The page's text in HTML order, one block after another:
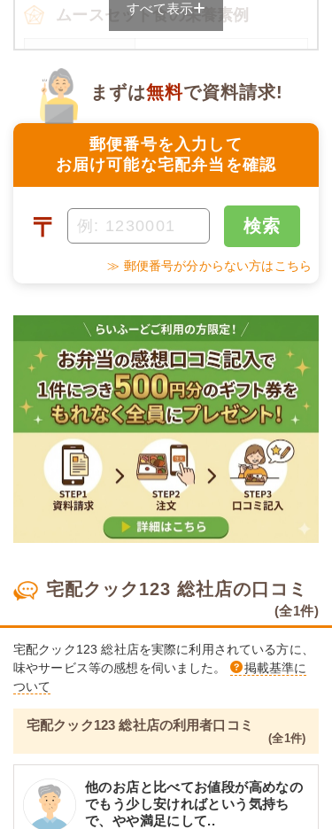
牛肉のオイスター炒め
コロッケ
菜の花の辛子和え
豆ひじき
マンゴーシロップ漬け
エネルギー：393kcal、たんぱく質：15.3g、脂
※メニューの補足
ご飯セットの栄養素です。お弁当献立の一例と
その栄養価のため、実際にご提供可能なメニュ
ムースセット食の栄養素例
カロリー 458～474kcal
タンパク質 -
脂質 -
糖質 -
カリウム -
コレステロール -
※ カロリーは目安の数値であるため、メニューによっ
て異なる場合がございます。 おかゆセットでの栄養
価です。
ムースセット食のメニュー例
白身魚のゆずおろし煮
エネルギー：379kcal、たんぱく質：11.2g、脂
質：11.4g、炭水化物：56.6g、ナトリウム：
676mg、食塩相当量：17.g
※メニューの補足
ご飯セットの栄養素です。お弁当献立の一例と
その栄養価のため、実際にご提供可能なメニュ
すべて表示
郵便番号を入力して
お届け可能な宅配弁当を確認
まずは無料で資料請求!
〒 検索
≫ 郵便番号が分からない方はこちら
宅配クック123 総社店の口コミ
(全1件)
宅配クック123 総社店を実際に利用されている方に、
味やサービス等の感想を伺いました。
掲載基準に
ついて
宅配クック123 総社店の利用者口コミ
(全1件)
他のお店と比べてお値段が高めなの
でもう少し安ければという気持ち
で、やや満足にして..